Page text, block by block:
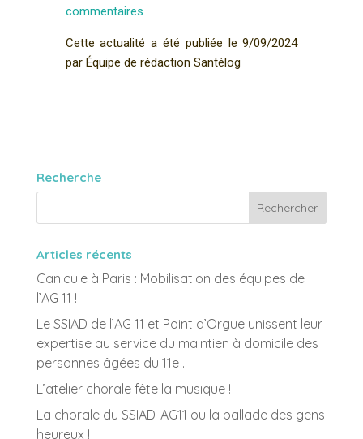
commentaires
Cette actualité a été publiée le9/09/2024
parÉquipe de rédaction Santélog
Recherche
Articles récents
Canicule à Paris : Mobilisation des équipes de
l’AG 11 !
Le SSIAD de l’AG 11 et Point d’Orgue unissent leur
expertise au service du maintien à domicile des
personnes âgées du 11e .
L’atelier chorale fête la musique !
La chorale du SSIAD-AG11 ou la ballade des gens
heureux !